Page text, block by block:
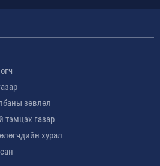
зөвлөл
тэмцэх газар
хурал